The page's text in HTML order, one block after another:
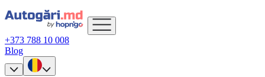
+373 788 10 008
Blog